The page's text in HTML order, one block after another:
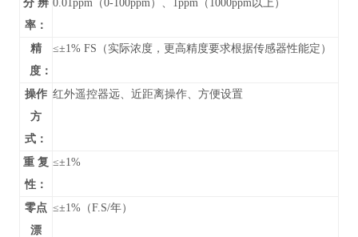
分 辨
率：
0.01ppm（0-100ppm）、1ppm（1000ppm以上）
精
度：
≤±1% FS（实际浓度，更高精度要求根据传感器性能定）
操作
方
式：
红外遥控器远、近距离操作、方便设置
重 复
性：
≤±1%
零点
漂
≤±1%（F.S/年）